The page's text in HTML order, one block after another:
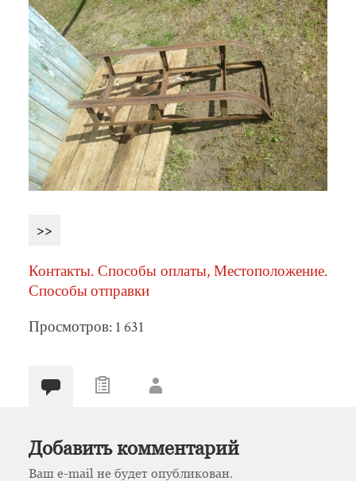
>>
Контакты. Способы оплаты, Местоположение.
Способы отправки
Просмотров: 1 631
Добавить комментарий
Ваш e-mail не будет опубликован.